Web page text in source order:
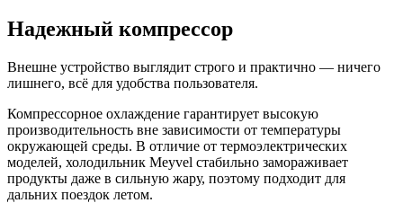
Надежный компрессор
Внешне устройство выглядит строго и практично — ничего
лишнего, всё для удобства пользователя.
Компрессорное охлаждение гарантирует высокую
производительность вне зависимости от температуры
окружающей среды. В отличие от термоэлектрических
моделей, холодильник Meyvel стабильно замораживает
продукты даже в сильную жару, поэтому подходит для
дальних поездок летом.